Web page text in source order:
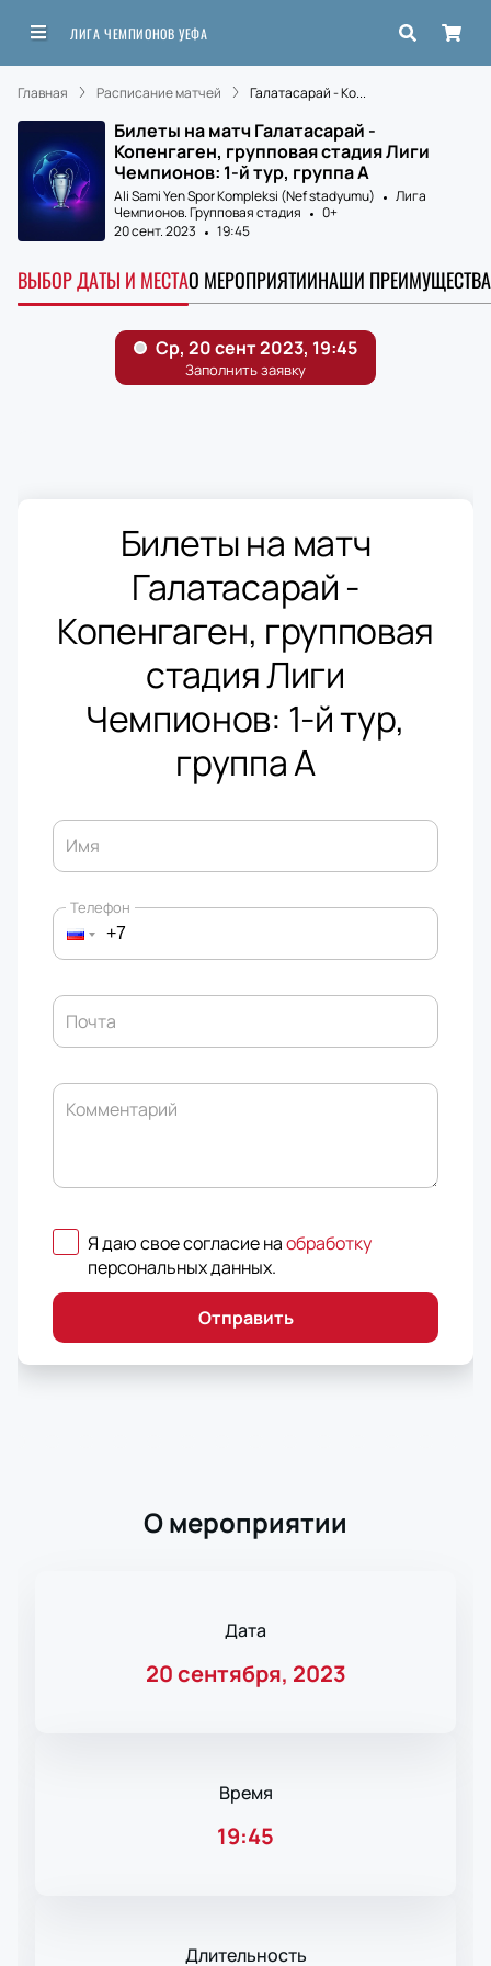
ЛИГА ЧЕМПИОНОВ УЕФА
Главная Расписание матчей Галатасарай - Ко...
Билеты на матч Галатасарай -
Копенгаген, групповая стадия Лиги
Чемпионов: 1-й тур, группа A
Ali Sami Yen Spor Kompleksi (Nef stadyumu)
Лига
Чемпионов. Групповая стадия
0+
20 сент. 2023
19:45
ВЫБОР ДАТЫ И МЕСТАО МЕРОПРИЯТИИНАШИ ПРЕИМУЩЕСТВА
Билеты на матч
Галатасарай -
Копенгаген, групповая
стадия Лиги
Чемпионов: 1-й тур,
группа A
Имя
Телефон
Почта
Комментарий
Я даю свое согласие наобработку
персональных данных.
Отправить
О мероприятии
Дата
20 сентября, 2023
Время
19:45
Длительность